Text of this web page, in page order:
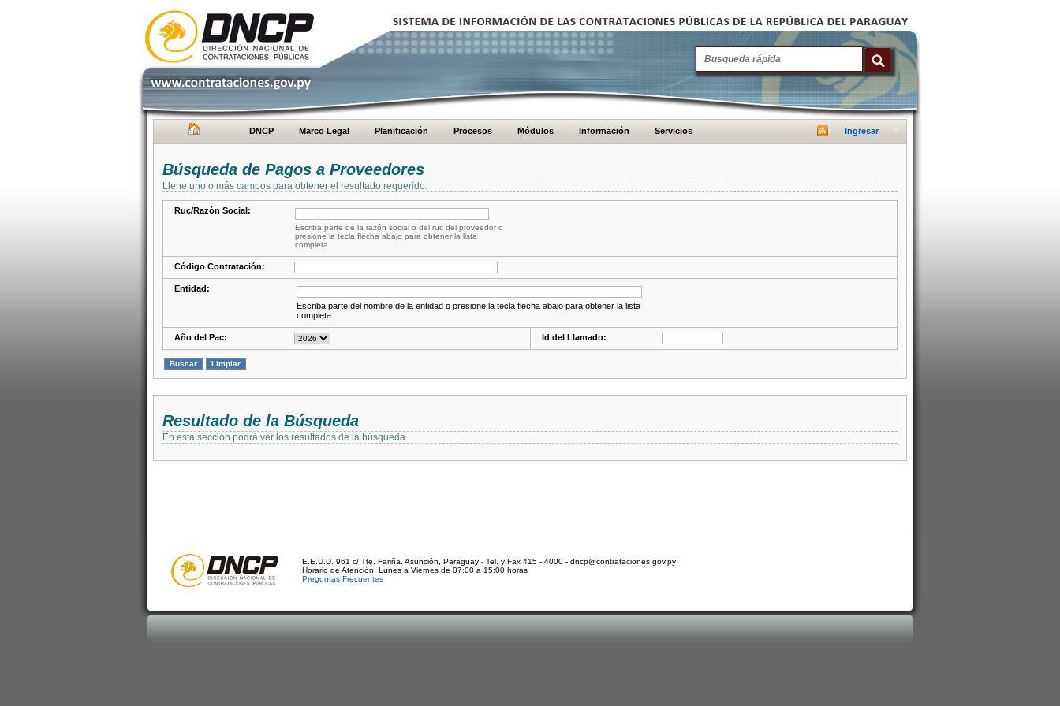
DNCP Marco Legal Planificación Procesos Módulos Información Servicios Ingresar
Búsqueda de Pagos a Proveedores
Llene uno o más campos para obtener el resultado requerido.
Ruc/Razón Social:
Escriba parte de la razón social o del ruc del proveedor o
presione la tecla flecha abajo para obtener la lista
completa
Código Contratación:
Entidad:
Escriba parte del nombre de la entidad o presione la tecla flecha abajo para obtener la lista
completa
Año del Pac: Id del Llamado:
Resultado de la Búsqueda
En esta sección podrá ver los resultados de la búsqueda.
E.E.U.U. 961 c/ Tte. Fariña. Asunción, Paraguay - Tel. y Fax 415 - 4000 - dncp@contrataciones.gov.py
Horario de Atención: Lunes a Viernes de 07:00 a 15:00 horas
Preguntas Frecuentes